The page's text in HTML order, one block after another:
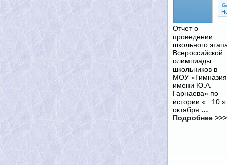
Отчет о
проведении
школьного
Всероссийской
олимпиады
школьников в
МОУ «Гимназия
имени Ю.А.
Гарнаева» по
истории « 10 »
октября …
Подробнее >>>